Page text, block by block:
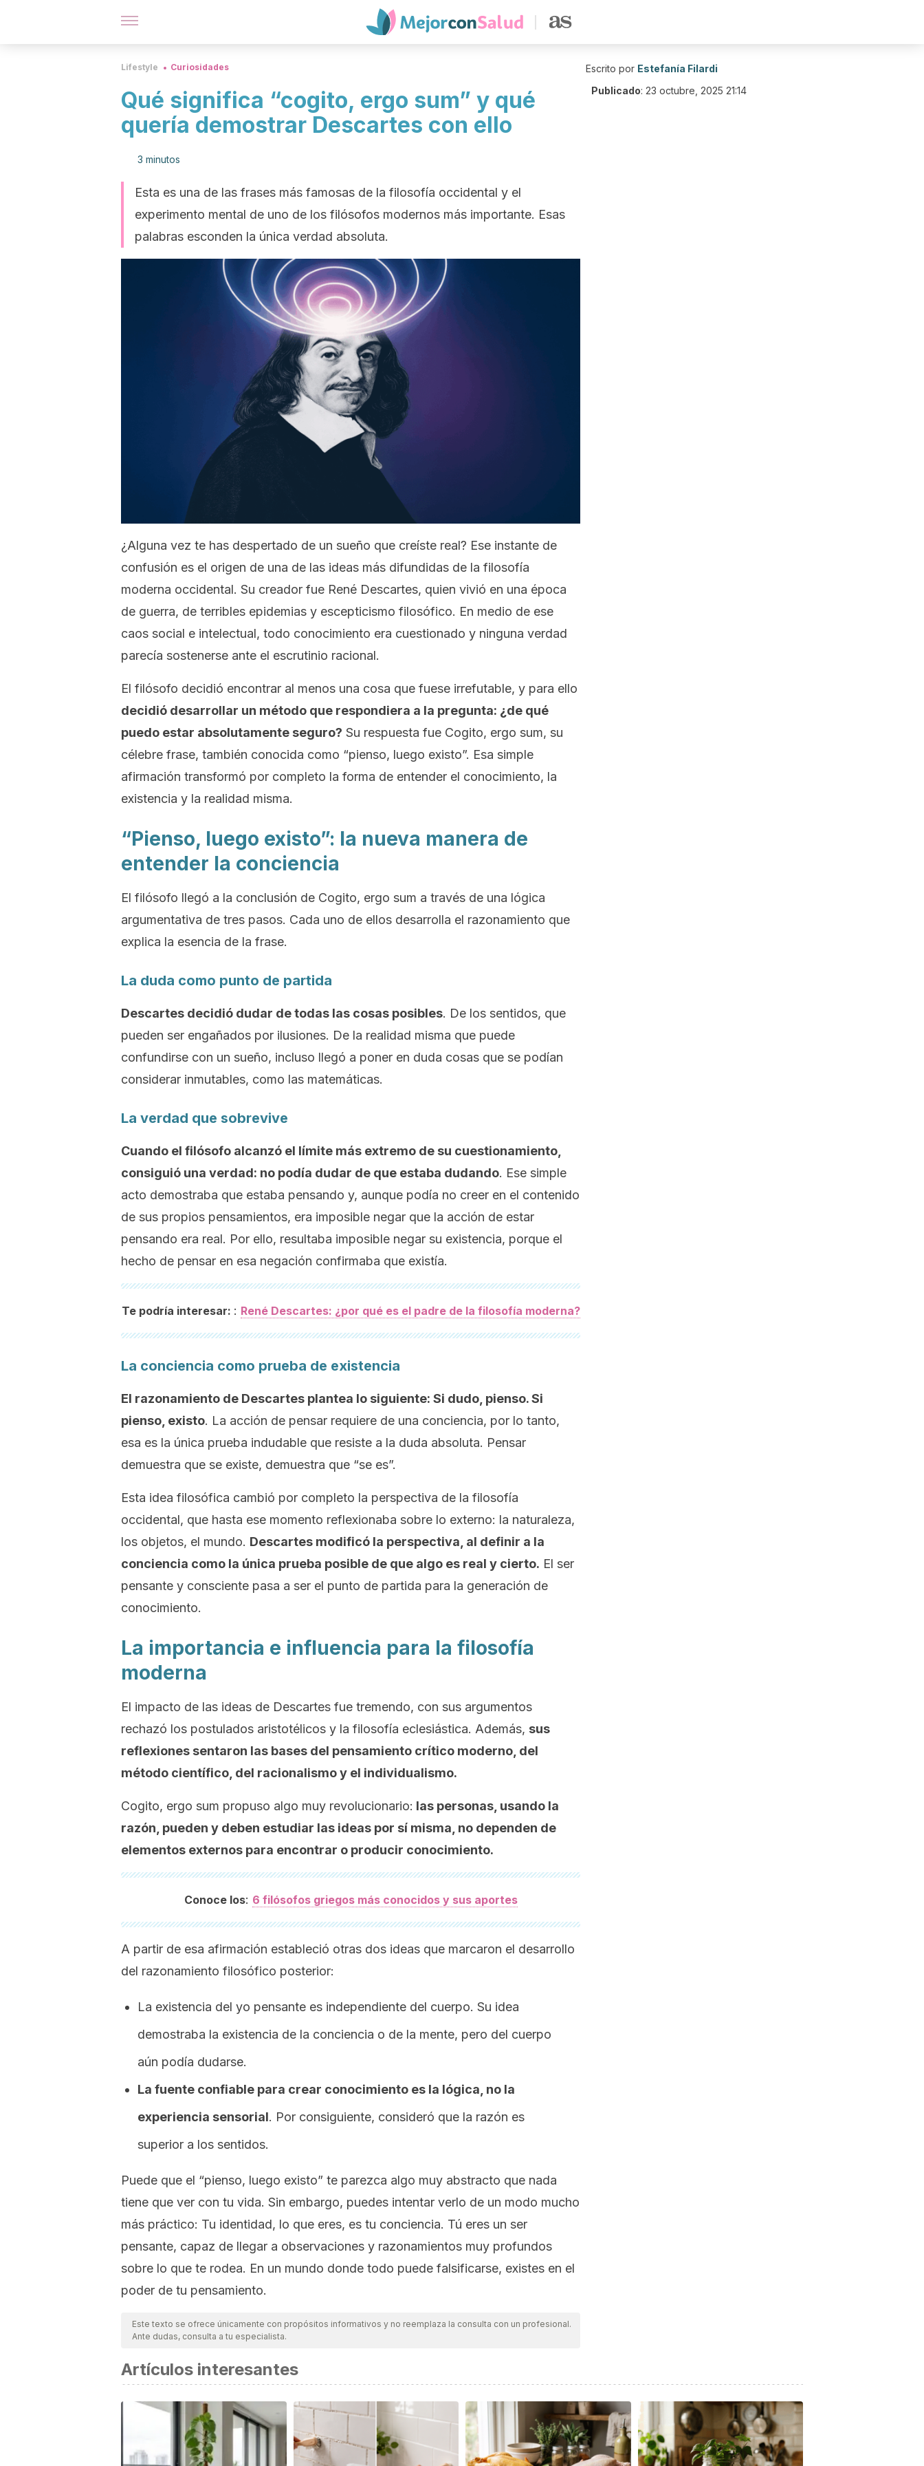
Lifestyle Curiosidades
Qué significa “cogito, ergo sum” y qué
quería demostrar Descartes con ello
3 minutos
Esta es una de las frases más famosas de la filosofía occidental y el
experimento mental de uno de los filósofos modernos más importante. Esas
palabras esconden la única verdad absoluta.
¿Alguna vez te has despertado de un sueño que creíste real? Ese instante de
confusión es el origen de una de las ideas más difundidas de la filosofía
moderna occidental. Su creador fue René Descartes, quien vivió en una época
de guerra, de terribles epidemias y escepticismo filosófico. En medio de ese
caos social e intelectual, todo conocimiento era cuestionado y ninguna verdad
parecía sostenerse ante el escrutinio racional.
El filósofo decidió encontrar al menos una cosa que fuese irrefutable, y para ello
decidió desarrollar un método que respondiera a la pregunta: ¿de qué
puedo estar absolutamente seguro? Su respuesta fue Cogito, ergo sum, su
célebre frase, también conocida como “pienso, luego existo”. Esa simple
afirmación transformó por completo la forma de entender el conocimiento, la
existencia y la realidad misma.
“Pienso, luego existo”: la nueva manera de
entender la conciencia
El filósofo llegó a la conclusión de Cogito, ergo sum a través de una lógica
argumentativa de tres pasos. Cada uno de ellos desarrolla el razonamiento que
explica la esencia de la frase.
La duda como punto de partida
Descartes decidió dudar de todas las cosas posibles. De los sentidos, que
pueden ser engañados por ilusiones. De la realidad misma que puede
confundirse con un sueño, incluso llegó a poner en duda cosas que se podían
considerar inmutables, como las matemáticas.
La verdad que sobrevive
Cuando el filósofo alcanzó el límite más extremo de su cuestionamiento,
consiguió una verdad: no podía dudar de que estaba dudando. Ese simple
acto demostraba que estaba pensando y, aunque podía no creer en el contenido
de sus propios pensamientos, era imposible negar que la acción de estar
pensando era real. Por ello, resultaba imposible negar su existencia, porque el
hecho de pensar en esa negación confirmaba que existía.
Te podría interesar: : René Descartes: ¿por qué es el padre de la filosofía moderna?
La conciencia como prueba de existencia
El razonamiento de Descartes plantea lo siguiente: Si dudo, pienso. Si
pienso, existo. La acción de pensar requiere de una conciencia, por lo tanto,
esa es la única prueba indudable que resiste a la duda absoluta. Pensar
demuestra que se existe, demuestra que “se es”.
Esta idea filosófica cambió por completo la perspectiva de la filosofía
occidental, que hasta ese momento reflexionaba sobre lo externo: la naturaleza,
los objetos, el mundo. Descartes modificó la perspectiva, al definir a la
conciencia como la única prueba posible de que algo es real y cierto. El ser
pensante y consciente pasa a ser el punto de partida para la generación de
conocimiento.
La importancia e influencia para la filosofía
moderna
El impacto de las ideas de Descartes fue tremendo, con sus argumentos
rechazó los postulados aristotélicos y la filosofía eclesiástica. Además, sus
reflexiones sentaron las bases del pensamiento crítico moderno, del
método científico, del racionalismo y el individualismo.
Cogito, ergo sum propuso algo muy revolucionario: las personas, usando la
razón, pueden y deben estudiar las ideas por sí misma, no dependen de
elementos externos para encontrar o producir conocimiento.
Conoce los: 6 filósofos griegos más conocidos y sus aportes
A partir de esa afirmación estableció otras dos ideas que marcaron el desarrollo
del razonamiento filosófico posterior:
La existencia del yo pensante es independiente del cuerpo. Su idea
demostraba la existencia de la conciencia o de la mente, pero del cuerpo
aún podía dudarse.
La fuente confiable para crear conocimiento es la lógica, no la
experiencia sensorial. Por consiguiente, consideró que la razón es
superior a los sentidos.
Puede que el “pienso, luego existo” te parezca algo muy abstracto que nada
tiene que ver con tu vida. Sin embargo, puedes intentar verlo de un modo mucho
más práctico: Tu identidad, lo que eres, es tu conciencia. Tú eres un ser
pensante, capaz de llegar a observaciones y razonamientos muy profundos
sobre lo que te rodea. En un mundo donde todo puede falsificarse, existes en el
poder de tu pensamiento.
Este texto se ofrece únicamente con propósitos informativos y no reemplaza la consulta con un profesional.
Ante dudas, consulta a tu especialista.
Escrito por Estefanía Filardi
Publicado: 23 octubre, 2025 21:14
Artículos interesantes